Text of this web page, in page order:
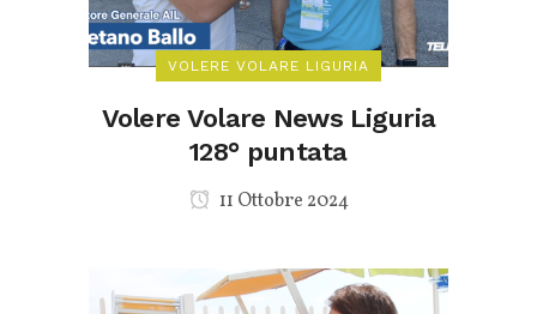
VOLERE VOLARE LIGURIA
Volere Volare News Liguria
128° puntata
11 Ottobre 2024